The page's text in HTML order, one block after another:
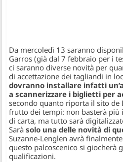
Da mercoledì 13 saranno
Garros (già dal 7 febbraio per i
ci saranno diverse novità per
di accettazione dei tagliandi in
dovranno installare infatti
a scannerizzare i biglietti per
secondo quanto riporta il sito de
frutto dei tempi: non basterà
di carta, ma tutto sarà
Saràsolo una delle novità di
Suzanne-Lenglen avrà
questo palcoscenico si giocherà
qualificazioni.